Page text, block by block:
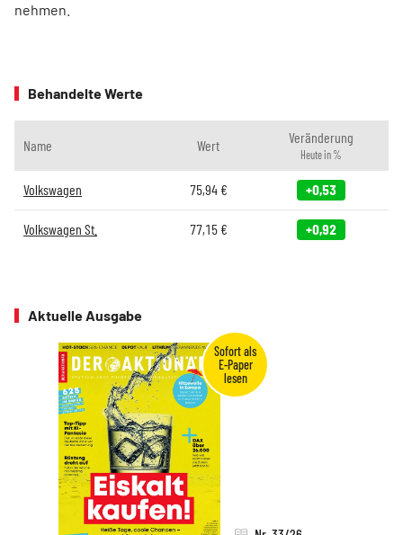
nehmen.
Behandelte Werte
Name Wert Veränderung
Heute in %
Volkswagen 75,94€ +0,53
Volkswagen St. 77,15€ +0,92
Aktuelle Ausgabe